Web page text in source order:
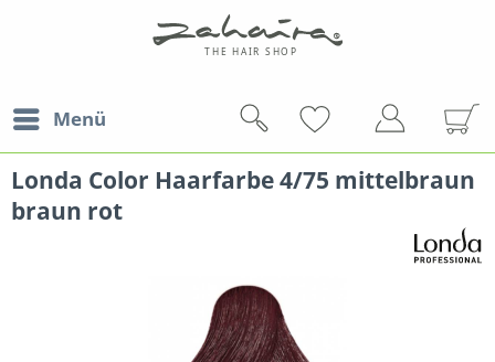
Menü
Londa Color Haarfarbe 4/75 mittelbraun
braun rot